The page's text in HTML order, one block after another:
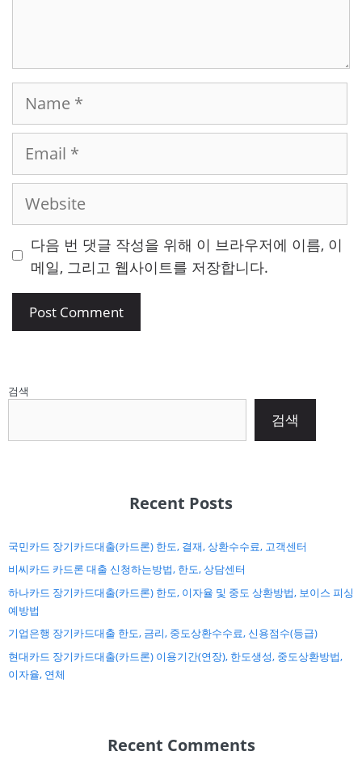
다음 번 댓글 작성을 위해 이 브라우저에 이름, 이
메일, 그리고 웹사이트를 저장합니다.
검색
검색
Recent Posts
국민카드 장기카드대출(카드론) 한도, 결재, 상환수수료, 고객센터
비씨카드 카드론 대출 신청하는방법, 한도, 상담센터
하나카드 장기카드대출(카드론) 한도, 이자율 및 중도 상환방법, 보이스 피싱
예방법
기업은행 장기카드대출 한도, 금리, 중도상환수수료, 신용점수(등급)
현대카드 장기카드대출(카드론) 이용기간(연장), 한도생성, 중도상환방법,
이자율, 연체
Recent Comments